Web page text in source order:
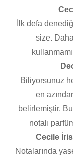
İlk defa
size.
Biliyorsunuz
en
belirlemiştir.
notalı
Cecile
Notalarında